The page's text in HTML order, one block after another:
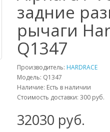
задние
рычаги
Q1347
Производитель: HARDRACE
Модель: Q1347
Наличие: Есть в наличии
Стоимость доставки: 300 руб.
32030 руб.